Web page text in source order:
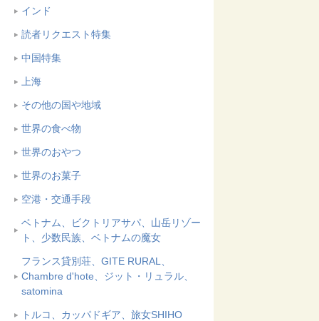
インド
読者リクエスト特集
中国特集
上海
その他の国や地域
世界の食べ物
世界のおやつ
世界のお菓子
空港・交通手段
ベトナム、ビクトリアサパ、山岳リゾー
ト、少数民族、ベトナムの魔女
フランス貸別荘、GITE RURAL、
Chambre d'hote、ジット・リュラル、
satomina
トルコ、カッパドギア、旅女SHIHO